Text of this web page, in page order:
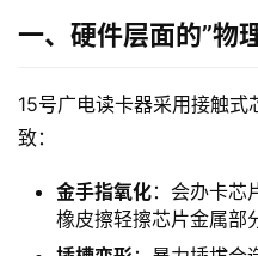
一、硬件层面的”物
15号广电读卡器采用接触
致：
金手指氧化：会办卡芯
橡皮擦轻擦芯片金属部